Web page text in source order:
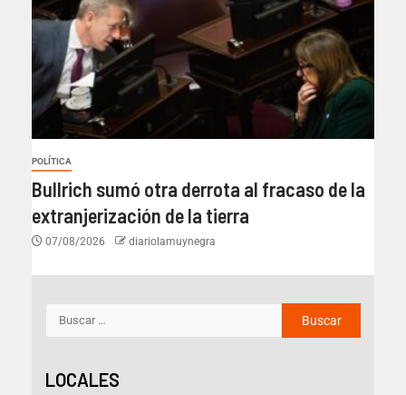
POLÍTICA
Bullrich sumó otra derrota al fracaso de la
extranjerización de la tierra
07/08/2026 diariolamuynegra
LOCALES